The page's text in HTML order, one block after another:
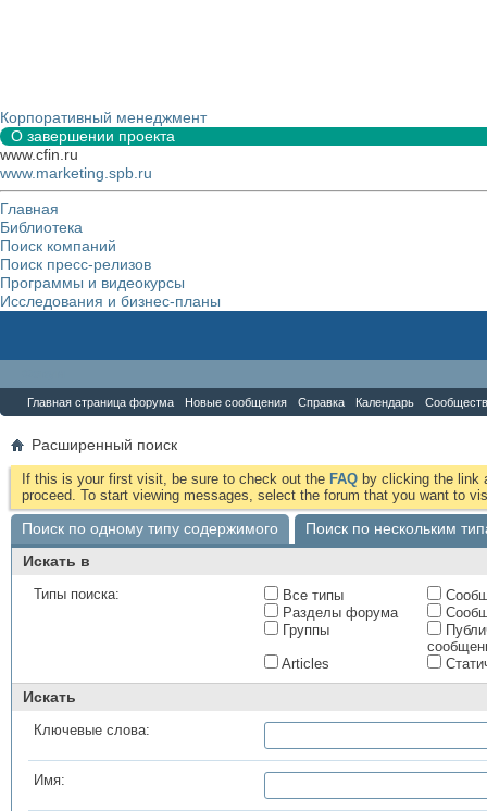
Корпоративный менеджмент
О завершении проекта
www.cfin.ru
www.marketing.spb.ru
Главная
Библиотека
Поиск компаний
Поиск пресс-релизов
Программы и видеокурсы
Исследования и бизнес-планы
Главная страница форума Новые сообщения Справка Календарь
Расширенный поиск
If this is your first visit, be sure to check out the FAQ by clicking the link
proceed. To start viewing messages, select the forum that you want to
Поиск по одному типу содержимого
Поиск по нескольким
Искать в
Типы поиска: Все типы
Разделы форума
Группы
Articles
Искать
Ключевые слова:
Имя: